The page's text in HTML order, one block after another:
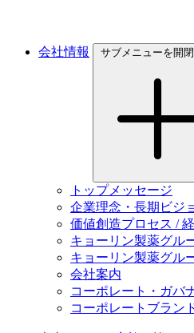
会社情報 サブメニューを開
トップメッセージ
企業理念・長期ビジ
価値創造プロセス /
キョーリン製薬グル
キョーリン製薬グル
会社案内
コーポレート・ガバ
コーポレートブラン